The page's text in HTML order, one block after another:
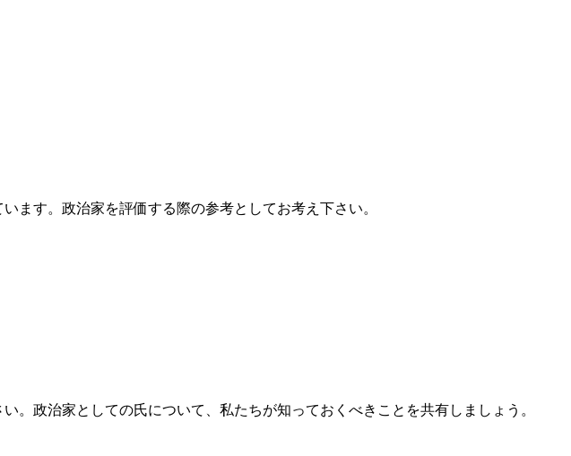
ます。政治家を評価する際の参考としてお考え下さい。
政治家としての氏について、私たちが知っておくべきことを共有しましょう。